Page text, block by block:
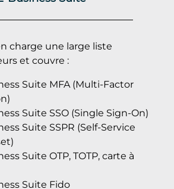
charge une large liste
et couvre :
Suite MFA (Multi-Factor
Suite SSO (Single Sign-On)
Suite SSPR (Self-Service
Suite OTP, TOTP, carte à
Suite Fido